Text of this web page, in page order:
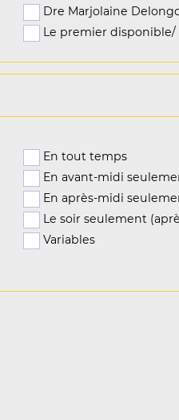
Dre Marjolaine
Le premier
En tout temps
En avant-midi
En après-midi
Le soir seulement
Variables